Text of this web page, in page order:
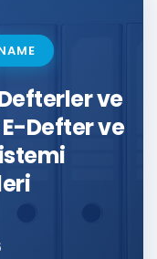
ve
Defter ve